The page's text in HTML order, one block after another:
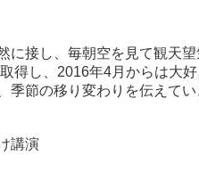
に接し、毎朝空を見て観天望
得し、2016年4月からは大
季節の移り変わりを伝えてい
講演